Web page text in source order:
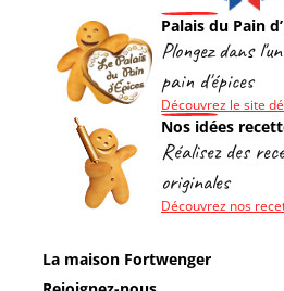
Palais du Pain
Plongez dans
pain d'épices
Découvrez le site
Nos idées
Réalisez des
originales
Découvrez nos
La maison Fortwenger